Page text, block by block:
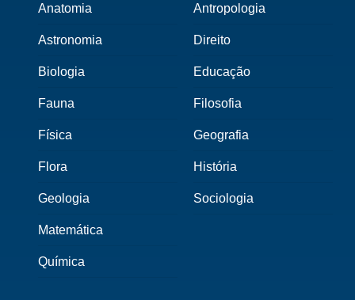
Anatomia
Astronomia
Biologia
Fauna
Física
Flora
Geologia
Matemática
Química
Antropologia
Direito
Educação
Filosofia
Geografia
História
Sociologia